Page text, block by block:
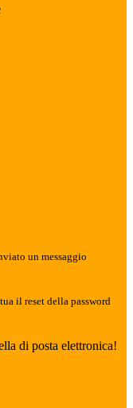
un messaggio
il reset della password
di posta elettronica!